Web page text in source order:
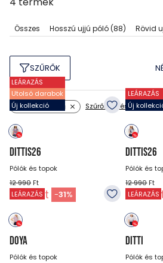
Összes Hosszú ujjú póló(88) Rövid
SZŰRŐK
Szín: többszínű Szűrők törlése
LEÁRAZÁS
Utolsó darabok
Új kollekció
DITTIS26
Pólók és topok
12 990 Ft
8 990Ft -31%
LEÁRAZÁS
Új
DITTIS26
Pólók és
12 990Ft
8 990
LEÁRAZÁS
DOYA
Pólók és topok
LEÁRAZÁS
DITTI
Pólók és